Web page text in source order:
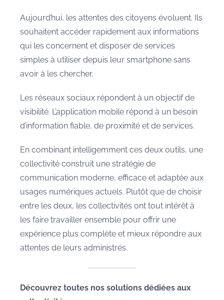
Aujourd’hui, les attentes des citoyens évoluent. Ils
souhaitent accéder rapidement aux informations
qui les concernent et disposer de services
simples à utiliser depuis leur smartphone sans
avoir à les chercher.
Les réseaux sociaux répondent à un objectif de
visibilité. L’application mobile répond à un besoin
d’information fiable, de proximité et de services.
En combinant intelligemment ces deux outils, une
collectivité construit une stratégie de
communication moderne, efficace et adaptée aux
usages numériques actuels. Plutôt que de choisir
entre les deux, les collectivités ont tout intérêt à
les faire travailler ensemble pour offrir une
expérience plus complète et mieux répondre aux
attentes de leurs administrés.
Découvrez toutes nos solutions dédiées aux